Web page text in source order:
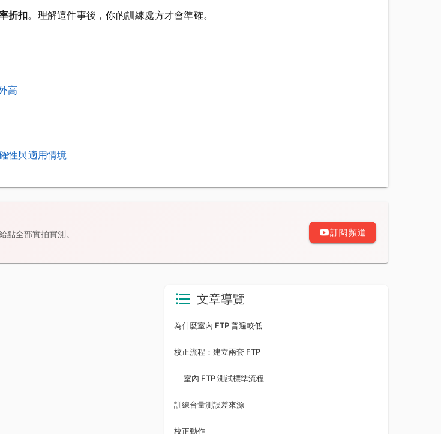
折扣。理解這件事後，你的訓練處方才會準確。
高
性與適用情境
點全部實拍實測。 訂閱頻道
文章導覽
為什麼室內 FTP 普遍較低
校正流程：建立兩套 FTP
室內 FTP 測試標準流程
訓練台量測誤差來源
校正動作